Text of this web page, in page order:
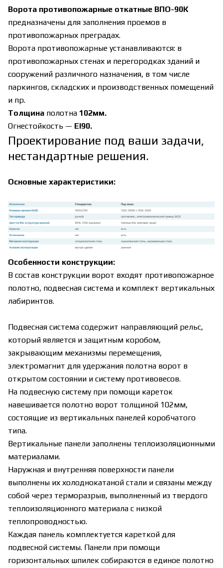
Ворота противопожарные откатные ВПО-90К
предназначены для заполнения проемов в
противопожарных преградах.
Ворота противопожарные устанавливаются: в
противопожарных стенах и перегородках зданий и
сооружений различного назначения, в том числе
паркингов, складских и производственных помещений
и пр.
Толщина полотна 102мм.
Огнестойкость — EI90.
Проектирование под ваши задачи,
нестандартные решения.
Основные характеристики:
Особенности конструкции:
В состав конструкции ворот входят противопожарное
полотно, подвесная система и комплект вертикальных
лабиринтов.
Подвесная система содержит направляющий рельс,
который является и защитным коробом,
закрывающим механизмы перемещения,
электромагнит для удержания полотна ворот в
открытом состоянии и систему противовесов.
На подвесную систему при помощи кареток
навешивается полотно ворот толщиной 102мм,
состоящие из вертикальных панелей коробчатого
типа.
Вертикальные панели заполнены теплоизоляционными
материалами.
Наружная и внутренняя поверхности панели
выполнены их холоднокатаной стали и связаны между
собой через терморазрыв, выполненный из твердого
теплоизоляционного материала с низкой
теплопроводностью.
Каждая панель комплектуется кареткой для
подвесной системы. Панели при помощи
горизонтальных шпилек собираются в единое полотно